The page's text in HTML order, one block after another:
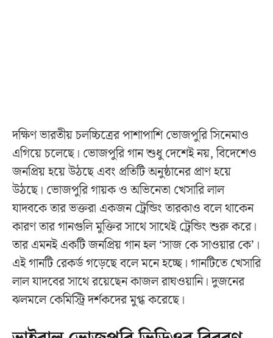
দক্ষিণ ভারতীয় চলচ্চিত্রের পাশাপাশি ভোজপুরি সিনেমাও
এগিয়ে চলেছে। ভোজপুরি গান শুধু দেশেই নয়, বিদেশেও
জনপ্রিয় হয়ে উঠছে এবং প্রতিটি অনুষ্ঠানের প্রাণ হয়ে
উঠছে। ভোজপুরি গায়ক ও অভিনেতা খেসারি লাল
যাদবকে তার ভক্তরা একজন ট্রেন্ডিং তারকাও বলে থাকেন
কারণ তার গানগুলি মুক্তির সাথে সাথেই ট্রেন্ডিং শুরু করে।
তার এমনই একটি জনপ্রিয় গান হল ‘সাজ কে সাওয়ার কে’।
এই গানটি রেকর্ড গড়েছে বলে মনে হচ্ছে। গানটিতে খেসারি
লাল যাদবের সাথে রয়েছেন কাজল রাঘওয়ানি। দুজনের
ঝলমলে কেমিস্ট্রি দর্শকদের মুগ্ধ করেছে।